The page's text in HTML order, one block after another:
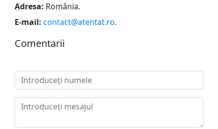
Adresa: România.
E-mail: contact@atentat.ro.
Сomentarii